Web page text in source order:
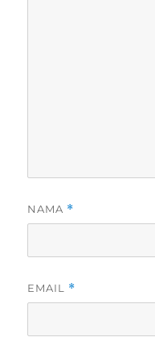
NAMA *
EMAIL *